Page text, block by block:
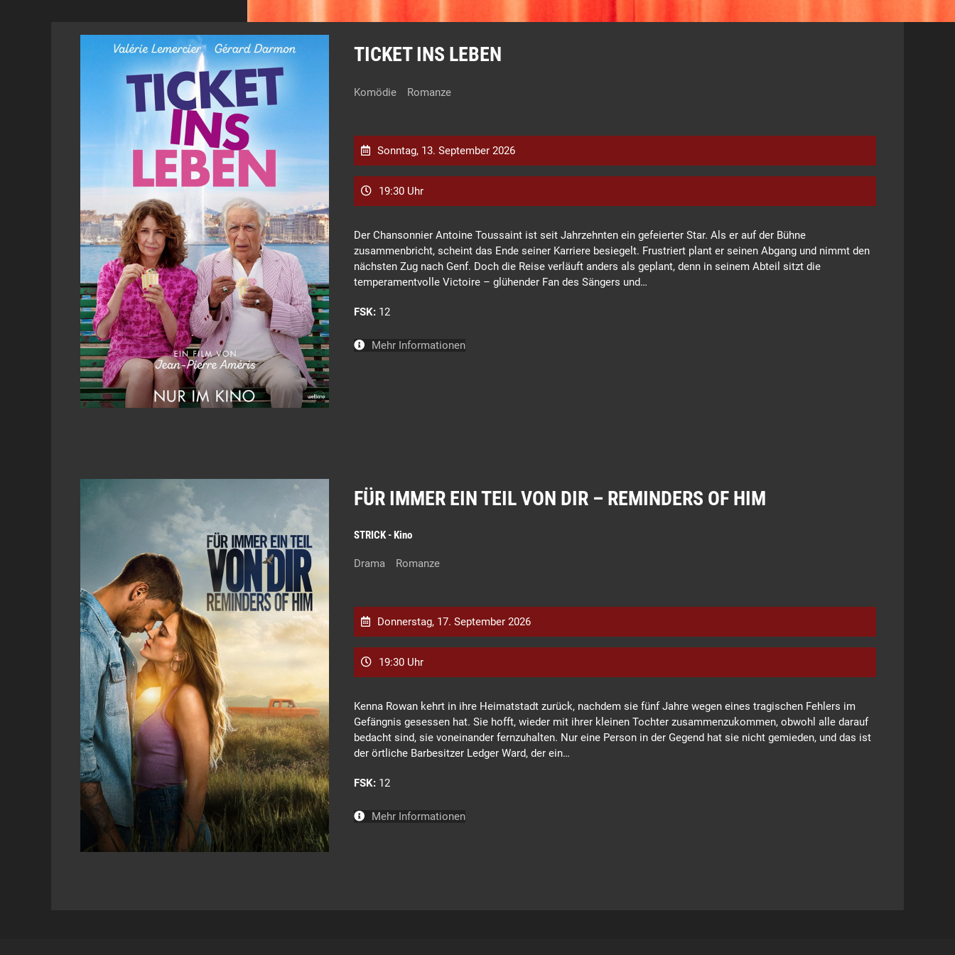
TICKET INS LEBEN
Komödie Romanze
Sonntag, 13. September 2026
19:30 Uhr
Der Chansonnier Antoine Toussaint ist seit Jahrzehnten ein gefeierter Star. Als er auf der Bühne
zusammenbricht, scheint das Ende seiner Karriere besiegelt. Frustriert plant er seinen Abgang und nimmt den
nächsten Zug nach Genf. Doch die Reise verläuft anders als geplant, denn in seinem Abteil sitzt die
temperamentvolle Victoire – glühender Fan des Sängers und…
FSK:12
Mehr Informationen
FÜR IMMER EIN TEIL VON DIR – REMINDERS OF HIM
STRICK - Kino
Drama Romanze
Donnerstag, 17. September 2026
19:30 Uhr
Kenna Rowan kehrt in ihre Heimatstadt zurück, nachdem sie fünf Jahre wegen eines tragischen Fehlers im
Gefängnis gesessen hat. Sie hofft, wieder mit ihrer kleinen Tochter zusammenzukommen, obwohl alle darauf
bedacht sind, sie voneinander fernzuhalten. Nur eine Person in der Gegend hat sie nicht gemieden, und das ist
der örtliche Barbesitzer Ledger Ward, der ein…
FSK:12
Mehr Informationen